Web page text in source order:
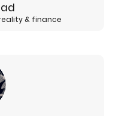
& finance